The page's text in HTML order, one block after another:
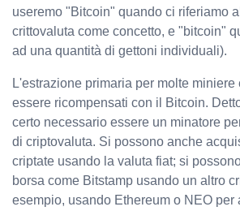
useremo "Bitcoin" quando ci riferiamo
crittovaluta come concetto, e "bitcoin"
ad una quantità di gettoni individuali).
L'estrazione primaria per molte miniere
essere ricompensati con il Bitcoin.
certo necessario essere un minatore
di criptovaluta. Si possono anche
criptate usando la valuta fiat; si
borsa come Bitstamp usando un altro
esempio, usando Ethereum o NEO per